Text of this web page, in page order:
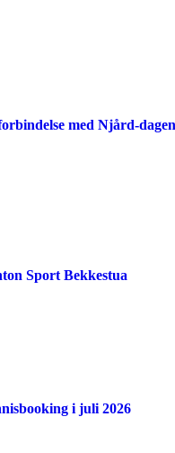
med Njård-dagen
Sport Bekkestua
i juli 2026